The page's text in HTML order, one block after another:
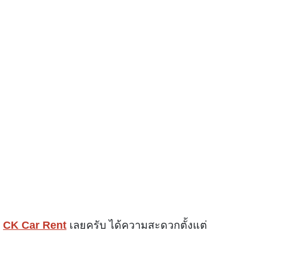
CK Car Rent เลยครับ ได้ความสะดวกตั้งแต่